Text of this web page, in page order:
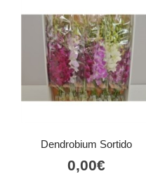
Dendrobium Sortido
0,00€